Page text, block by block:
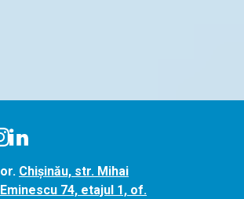
or. Chișinău, str. Mihai
Eminescu 74, etajul 1, of.